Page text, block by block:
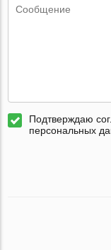
Подтверждаю
персональных